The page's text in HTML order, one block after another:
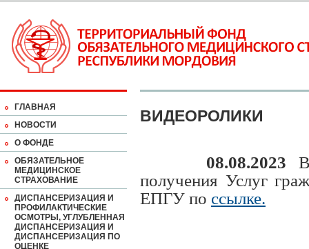
ГЛАВНАЯ
НОВОСТИ
О ФОНДЕ
ОБЯЗАТЕЛЬНОЕ
МЕДИЦИНСКОЕ
СТРАХОВАНИЕ
ДИСПАНСЕРИЗАЦИЯ И
ПРОФИЛАКТИЧЕСКИЕ
ОСМОТРЫ, УГЛУБЛЕННАЯ
ДИСПАНСЕРИЗАЦИЯ И
ДИСПАНСЕРИЗАЦИЯ ПО
ОЦЕНКЕ
ВИДЕОРОЛИКИ
08.08.2023
получения Услуг
ЕПГУ по ссылке.